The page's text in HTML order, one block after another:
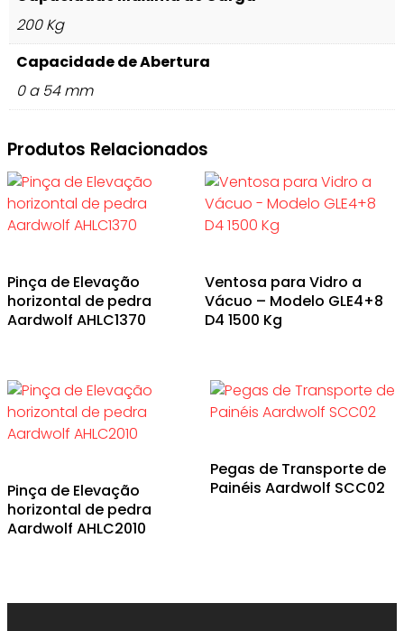
200 Kg
Capacidade de Abertura
0 a 54 mm
Produtos Relacionados
Pinça de Elevação
horizontal de pedra
Aardwolf AHLC1370
Ventosa para Vidro a
Vácuo – Modelo GLE4+8
D4 1500 Kg
Pinça de Elevação
horizontal de pedra
Aardwolf AHLC2010
Pegas de Transporte de
Painéis Aardwolf SCC02